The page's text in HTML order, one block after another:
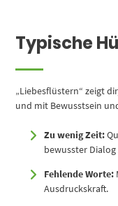
Typische
„Liebesflüstern“ zeigt
und mit Bewusstsein
Zu wenig Zeit:
bewusster
Fehlende Worte:
Ausdruckskraft.